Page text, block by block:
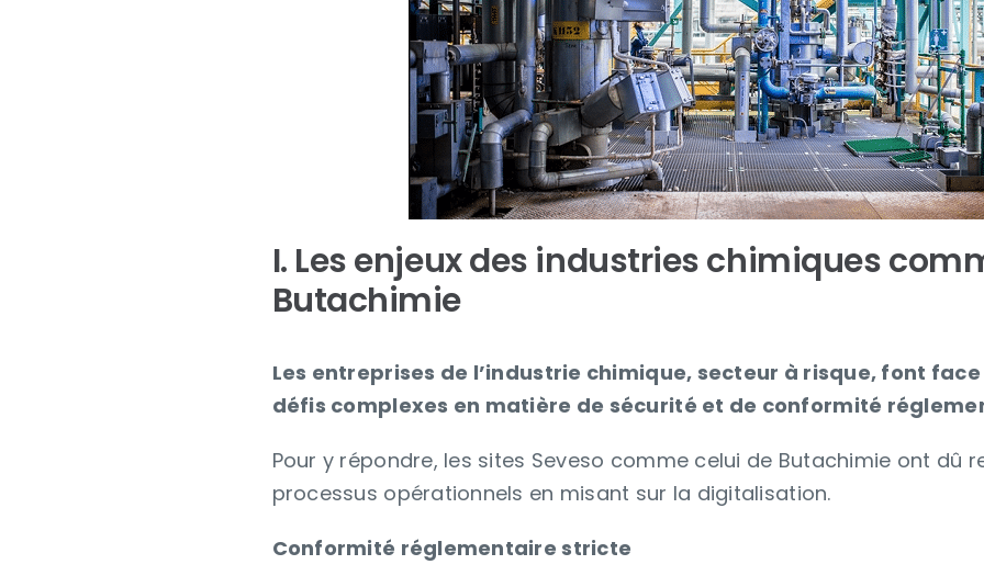
I. Les enjeux des industries chimiques
Butachimie
Les entreprises de l’industrie chimique, secteur à risque, font
défis complexes en matière de sécurité et de conformité
Pour y répondre, les sites Seveso comme celui de Butachimie ont dû
processus opérationnels en misant sur la digitalisation.
Conformité réglementaire stricte